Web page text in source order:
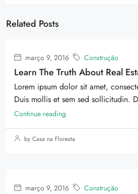
Related Posts
março 9, 2016 Construção
Learn The Truth About Real
Lorem ipsum dolor sit amet,
Duis mollis et sem sed sollicitudin.
Continue reading
by Casa na Floresta
março 9, 2016 Construção